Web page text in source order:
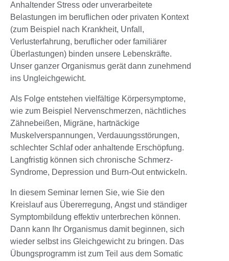
Anhaltender Stress oder unverarbeitete
Belastungen im beruflichen oder privaten Kontext
(zum Beispiel nach Krankheit, Unfall,
Verlusterfahrung, beruflicher oder familiärer
Überlastungen) binden unsere Lebenskräfte.
Unser ganzer Organismus gerät dann zunehmend
ins Ungleichgewicht.
Als Folge entstehen vielfältige Körpersymptome,
wie zum Beispiel Nervenschmerzen, nächtliches
Zähnebeißen, Migräne, hartnäckige
Muskelverspannungen, Verdauungsstörungen,
schlechter Schlaf oder anhaltende Erschöpfung.
Langfristig können sich chronische Schmerz-
Syndrome, Depression und Burn-Out entwickeln.
In diesem Seminar lernen Sie, wie Sie den
Kreislauf aus Übererregung, Angst und ständiger
Symptombildung effektiv unterbrechen können.
Dann kann Ihr Organismus damit beginnen, sich
wieder selbst ins Gleichgewicht zu bringen. Das
Übungsprogramm ist zum Teil aus dem Somatic